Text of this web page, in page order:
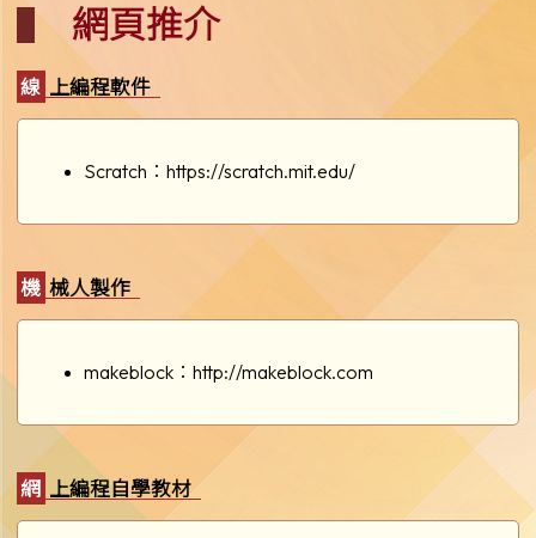
網頁推介
線上編程軟件
Scratch： https://scratch.mit.edu/
機械人製作
makeblock： http://makeblock.com
網上編程自學教材